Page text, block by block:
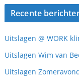
Recente
Uitslagen @ WORK
Uitslagen Wim van
Uitslagen